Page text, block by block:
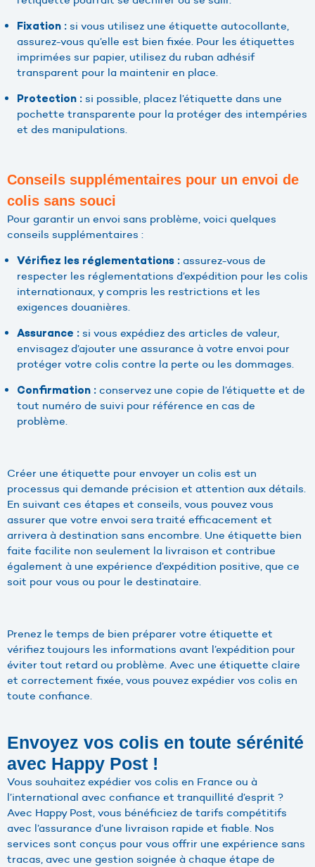
Fixation : si vous utilisez une étiquette autocollante,
assurez-vous qu’elle est bien fixée. Pour les étiquettes
imprimées sur papier, utilisez du ruban adhésif
transparent pour la maintenir en place.
Protection : si possible, placez l’étiquette dans une
pochette transparente pour la protéger des intempéries
et des manipulations.
Conseils supplémentaires pour un envoi de
colis sans souci
Pour garantir un envoi sans problème, voici quelques
conseils supplémentaires :
Vérifiez les réglementations : assurez-vous de
respecter les réglementations d’expédition pour les colis
internationaux, y compris les restrictions et les
exigences douanières.
Assurance : si vous expédiez des articles de valeur,
envisagez d’ajouter une assurance à votre envoi pour
protéger votre colis contre la perte ou les dommages.
Confirmation : conservez une copie de l’étiquette et de
tout numéro de suivi pour référence en cas de
problème.
Créer une étiquette pour envoyer un colis est un
processus qui demande précision et attention aux détails.
En suivant ces étapes et conseils, vous pouvez vous
assurer que votre envoi sera traité efficacement et
arrivera à destination sans encombre. Une étiquette bien
faite facilite non seulement la livraison et contribue
également à une expérience d’expédition positive, que ce
soit pour vous ou pour le destinataire.
Prenez le temps de bien préparer votre étiquette et
vérifiez toujours les informations avant l’expédition pour
éviter tout retard ou problème. Avec une étiquette claire
et correctement fixée, vous pouvez expédier vos colis en
toute confiance.
Envoyez vos colis en toute sérénité
avec Happy Post !
Vous souhaitez expédier vos colis en France ou à
l’international avec confiance et tranquillité d’esprit ?
Avec Happy Post, vous bénéficiez de tarifs compétitifs
avec l’assurance d’une livraison rapide et fiable. Nos
services sont conçus pour vous offrir une expérience sans
tracas, avec une gestion soignée à chaque étape de